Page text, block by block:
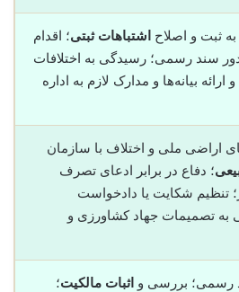
ثبت و اصلاح اشتباهات ثبتی؛ اقدام
سند رسمی؛ رسیدگی به اختلافات
ارائه بیانه‌ها و مدارک لازم به اداره
اراضی ملی و اختلاف با سازمان
؛ دفاع در برابر ادعای تصرف
تنظیم شکایت یا دادخواست
به تصمیمات جهاد کشاورزی و
رسمی؛ بررسی و اثبات مالکیت؛